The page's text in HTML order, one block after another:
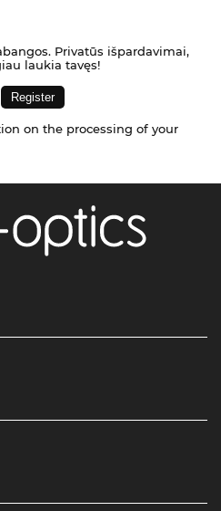
Privatūs išpardavimai,
laukia tavęs!
on the processing of your